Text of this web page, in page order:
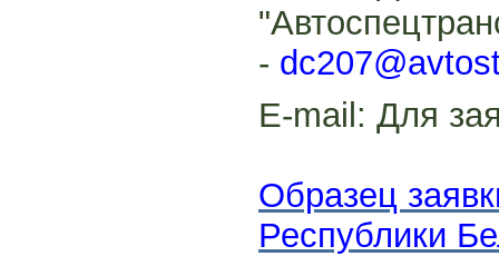
-
E-mail: Для
Образец
Республики